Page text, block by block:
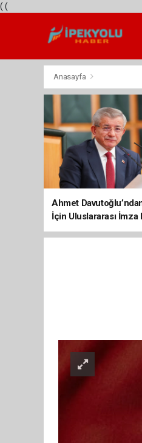
( (
Anasayfa
Ahmet
İçin Uluslararası İmza
Destek